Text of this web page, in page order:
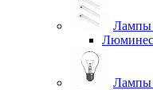
Лампы
Лампы